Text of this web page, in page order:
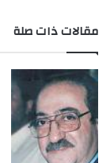
مقالات ذات صلة